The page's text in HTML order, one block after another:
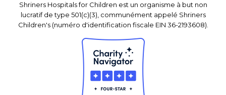
Shriners Hospitals for Children est un organisme à but non
lucratif de type 501(c)(3), communément appelé Shriners
Children's (numéro d'identification fiscale EIN 36-2193608).